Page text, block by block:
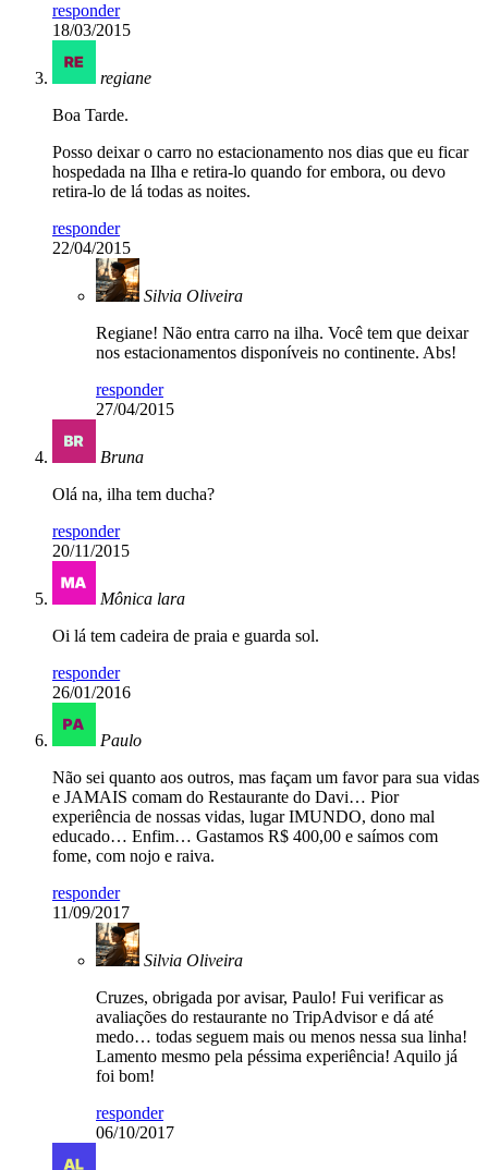
responder
18/03/2015
regiane
Boa Tarde.
Posso deixar o carro no estacionamento nos dias que eu ficar
hospedada na Ilha e retira-lo quando for embora, ou devo
retira-lo de lá todas as noites.
responder
22/04/2015
Silvia Oliveira
Regiane! Não entra carro na ilha. Você tem que deixar
nos estacionamentos disponíveis no continente. Abs!
responder
27/04/2015
Bruna
Olá na, ilha tem ducha?
responder
20/11/2015
Mônica lara
Oi lá tem cadeira de praia e guarda sol.
responder
26/01/2016
Paulo
Não sei quanto aos outros, mas façam um favor para sua vidas
e JAMAIS comam do Restaurante do Davi… Pior
experiência de nossas vidas, lugar IMUNDO, dono mal
educado… Enfim… Gastamos R$ 400,00 e saímos com
fome, com nojo e raiva.
responder
11/09/2017
Silvia Oliveira
Cruzes, obrigada por avisar, Paulo! Fui verificar as
avaliações do restaurante no TripAdvisor e dá até
medo… todas seguem mais ou menos nessa sua linha!
Lamento mesmo pela péssima experiência! Aquilo já
foi bom!
responder
06/10/2017